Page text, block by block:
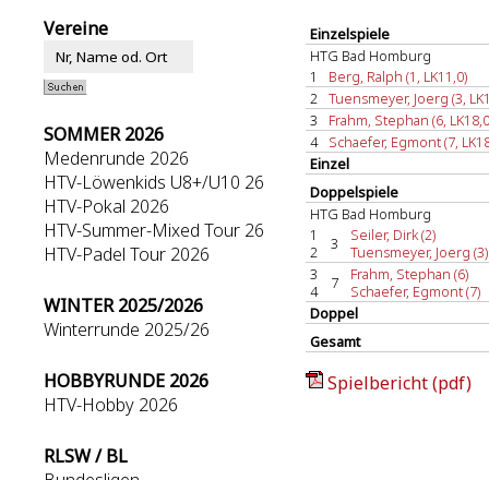
Vereine
SOMMER 2026
Medenrunde 2026
HTV-Löwenkids U8+/U10 26
HTV-Pokal 2026
HTV-Summer-Mixed Tour 26
HTV-Padel Tour 2026
WINTER 2025/2026
Winterrunde 2025/26
HOBBYRUNDE 2026
HTV-Hobby 2026
RLSW / BL
Einzelspiele
HTG Bad Homburg
1
Berg, Ralph (1, LK11,0)
2 Tuensmeyer, Joerg (3,
3
Frahm, Stephan (6,
4
Schaefer, Egmont (7,
Einzel
Doppelspiele
HTG Bad Homburg
1
2
3
Seiler, Dirk (2)
Tuensmeyer, Joerg (3)
3
4
7
Frahm, Stephan (6)
Schaefer, Egmont (7)
Doppel
Gesamt
Spielbericht (pdf)